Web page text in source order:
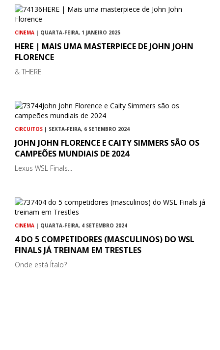
CINEMA | QUARTA-FEIRA, 1 JANEIRO 2025
HERE | MAIS UMA MASTERPIECE DE JOHN JOHN
FLORENCE
& THERE
CIRCUITOS | SEXTA-FEIRA, 6 SETEMBRO 2024
JOHN JOHN FLORENCE E CAITY SIMMERS SÃO OS
CAMPEÕES MUNDIAIS DE 2024
Lexus WSL Finals...
CINEMA | QUARTA-FEIRA, 4 SETEMBRO 2024
4 DO 5 COMPETIDORES (MASCULINOS) DO WSL
FINALS JÁ TREINAM EM TRESTLES
Onde está Ítalo?